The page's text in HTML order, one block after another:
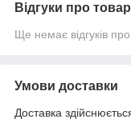
Відгуки про товар
Ще немає відгуків
Умови доставки
Доставка